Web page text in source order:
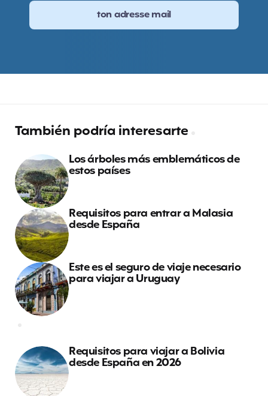
También podría interesarte
Los árboles más emblemáticos de
estos países
Requisitos para entrar a Malasia
desde España
Este es el seguro de viaje necesario
para viajar a Uruguay
Requisitos para viajar a Bolivia
desde España en 2026